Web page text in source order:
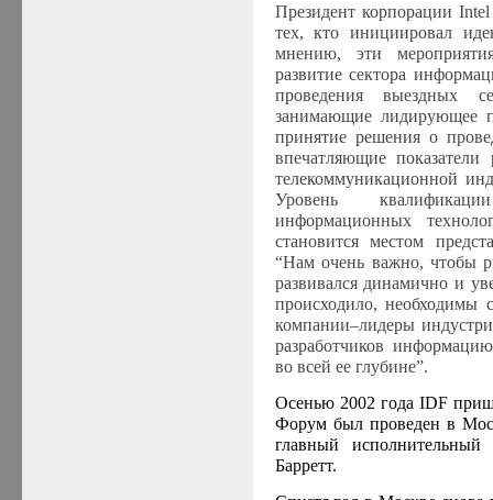
Президент корпорации
тех, кто инициировал
мнению, эти
развитие сектора
проведения выездных
занимающие лидирующее
принятие решения о
впечатляющие
телекоммуникационной
Уровень
информационных
становится местом
“Нам очень важно, чтобы
развивался динамично и
происходило, необходимы
компании–лидеры
разработчиков
во всей ее глубине”.
Осенью 2002 года IDF
Форум был проведен в
главный
Барретт.